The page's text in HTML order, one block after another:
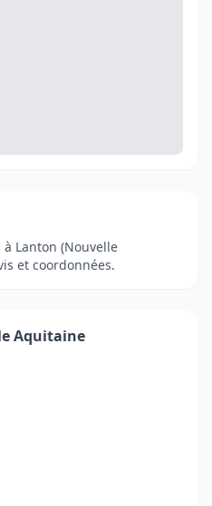
Lanton (Nouvelle
et coordonnées.
Aquitaine